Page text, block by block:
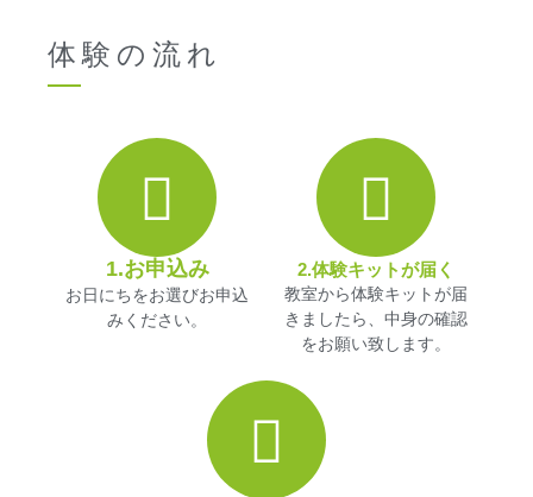
体験の流れ
1.お申込み
お日にちをお選びお申込
みください。
2.体験キットが届く
教室から体験キットが届
きましたら、中身の確認
をお願い致します。